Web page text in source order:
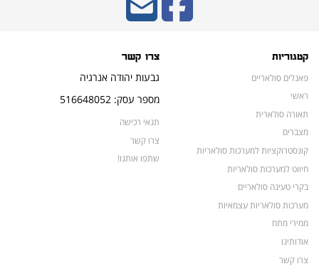
קטגוריות
פאנלים סולאריים
ראשי
תאורה סולארית
מצברים
קונסטרוקציות למערכות סולאריות
חיווט למערכות סולאריות
בקרי טעינה סולאריים
מערכות סולאריות עצמאיות
ממירי מתח
אודותינו
צרו קשר
צרו קשר
גבעות יהודה אנרגיה
מספר עסק: 516648052
תנאי רכישה
צרו קשר
שתפו אותנו!